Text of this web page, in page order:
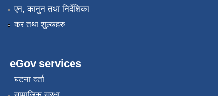
एन, कानुन तथा निर्देशिका
कर तथा शुल्कहरु
eGov services
घटना दर्ता